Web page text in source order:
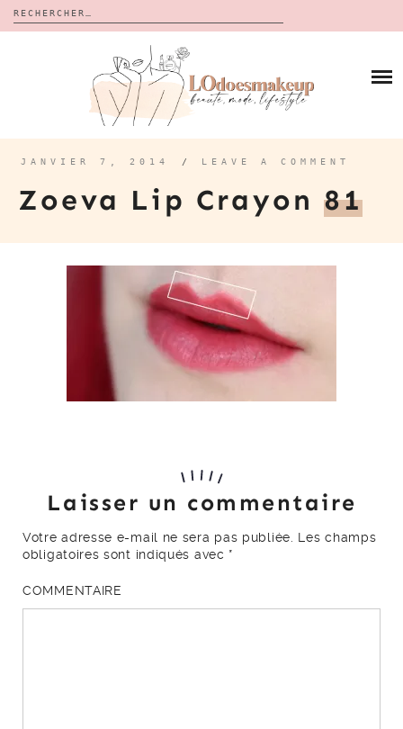
Rechercher :
CALENDRIERS DE L’AVENT
BON PLAN
À PROPOS
CONTACT
JANVIER 7, 2014 / LEAVE A COMMENT
Zoeva Lip Crayon81
Laisser un commentaire
Votre adresse e-mail ne sera pas publiée.
Les champs
obligatoires sont indiqués avec *
COMMENTAIRE